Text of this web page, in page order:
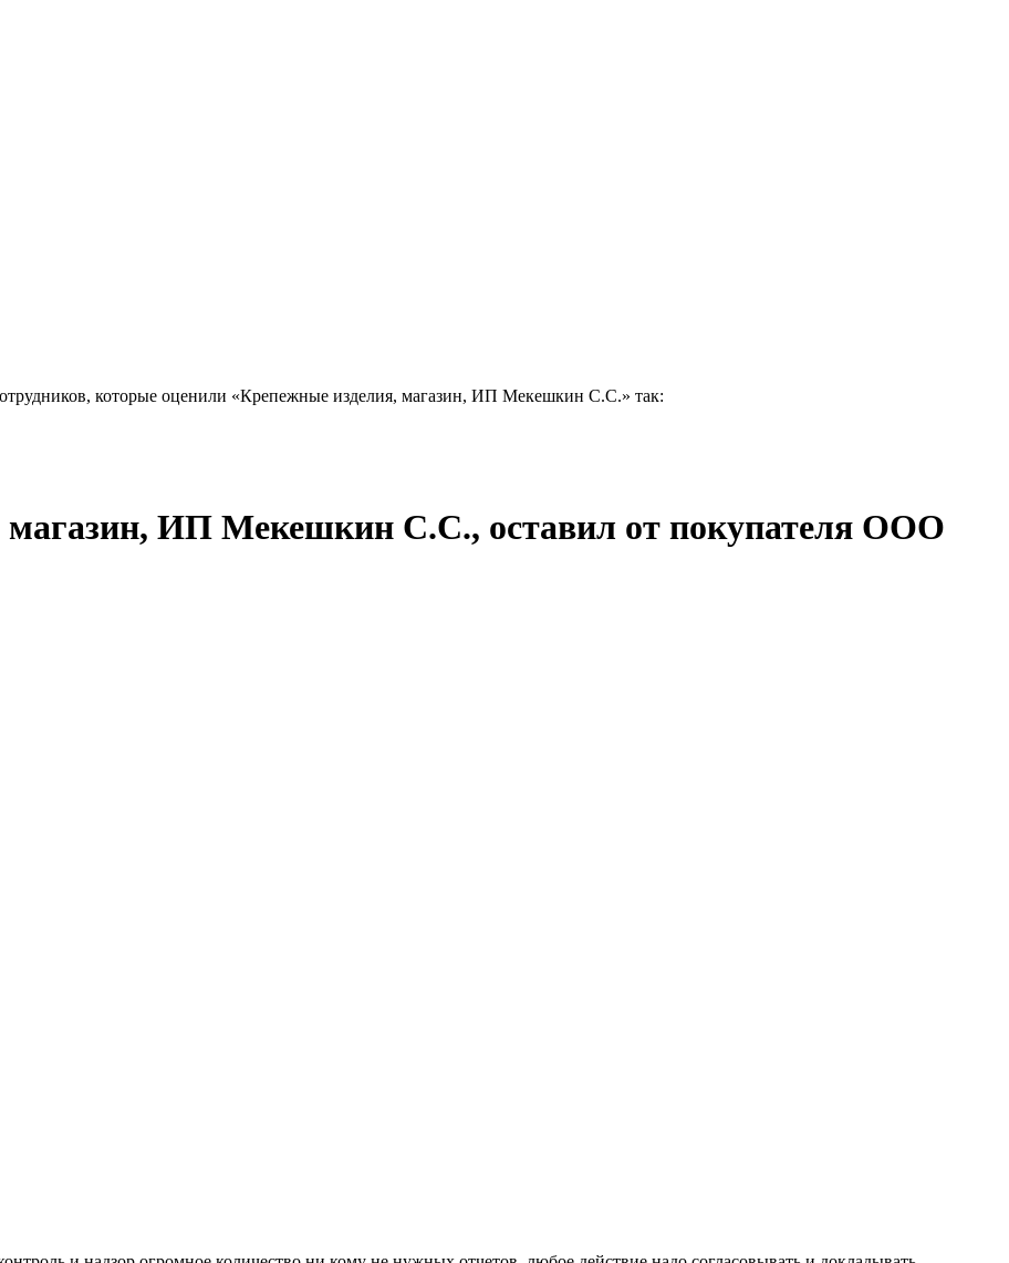
которые оценили «Крепежные изделия, магазин, ИП Мекешкин С.С.» так:
магазин, ИП Мекешкин С.С., оставил от покупателя ООО